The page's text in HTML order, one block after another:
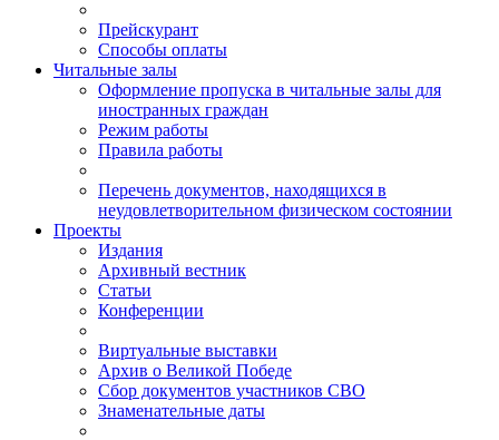
Прейскурант
Способы оплаты
Читальные залы
Оформление пропуска в читальные залы для
иностранных граждан
Режим работы
Правила работы
Перечень документов, находящихся в
неудовлетворительном физическом состоянии
Проекты
Издания
Архивный вестник
Статьи
Конференции
Виртуальные выставки
Архив о Великой Победе
Сбор документов участников СВО
Знаменательные даты